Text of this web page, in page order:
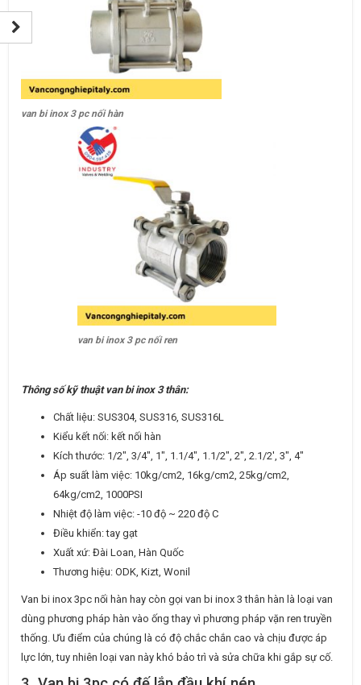
van bi inox 3 pc nối hàn
van bi inox 3 pc nối ren
Thông số kỹ thuật van bi inox 3 thân:
Chất liệu: SUS304, SUS316, SUS316L
Kiểu kết nối: kết nối hàn
Kích thước: 1/2″, 3/4″, 1″, 1.1/4″, 1.1/2″, 2″, 2.1/2′, 3″, 4″
Áp suất làm việc: 10kg/cm2, 16kg/cm2, 25kg/cm2,
64kg/cm2, 1000PSI
Nhiệt độ làm việc: -10 độ ~ 220 độ C
Điều khiển: tay gạt
Xuất xứ: Đài Loan, Hàn Quốc
Thương hiệu: ODK, Kizt, Wonil
Van bi inox 3pc nối hàn hay còn gọi van bi inox 3 thân hàn là loại van
dùng phương pháp hàn vào ống thay vì phương pháp vặn ren truyền
thống. Ưu điểm của chúng là có độ chắc chắn cao và chịu được áp
lực lớn, tuy nhiên loại van này khó bảo trì và sửa chữa khi gắp sự cố.